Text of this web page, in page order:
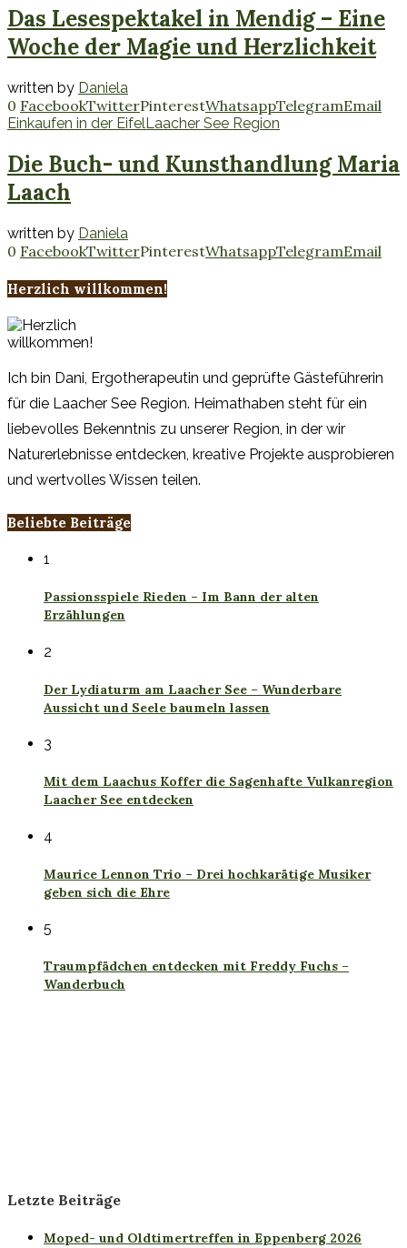
Das Lesespektakel in Mendig – Eine
Woche der Magie und Herzlichkeit
written by Daniela
0 FacebookTwitterPinterestWhatsappTelegramEmail
Einkaufen in der EifelLaacher See Region
Die Buch- und Kunsthandlung Maria
Laach
written by Daniela
0 FacebookTwitterPinterestWhatsappTelegramEmail
Herzlich willkommen!
Ich bin Dani, Ergotherapeutin und geprüfte Gästeführerin
für die Laacher See Region. Heimathaben steht für ein
liebevolles Bekenntnis zu unserer Region, in der wir
Naturerlebnisse entdecken, kreative Projekte ausprobieren
und wertvolles Wissen teilen.
Beliebte Beiträge
1
Passionsspiele Rieden – Im Bann der alten
Erzählungen
2
Der Lydiaturm am Laacher See – Wunderbare
Aussicht und Seele baumeln lassen
3
Mit dem Laachus Koffer die Sagenhafte Vulkanregion
Laacher See entdecken
4
Maurice Lennon Trio – Drei hochkarätige Musiker
geben sich die Ehre
5
Traumpfädchen entdecken mit Freddy Fuchs –
Wanderbuch
Letzte Beiträge
Moped- und Oldtimertreffen in Eppenberg 2026